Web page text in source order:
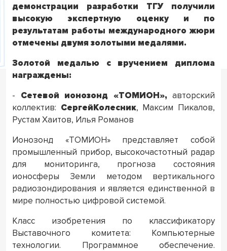
демонстрации разработки ТГУ получили
высокую экспертную оценку и по
результатам работы международного жюри
отмечены двумя золотыми медалями.
Золотой медалью с вручением диплома
награждены:
- Сетевой ионозонд «ТОМИОН»,авторский
коллектив: СергейКолесник, Максим Пикалов,
Рустам Хаитов, Илья Романов
Ионозонд «ТОМИОН» представляет собой
промышленный прибор, высокочастотный радар
для мониторинга, прогноза состояния
ионосферы Земли методом вертикального
радиозондирования и является единственной в
мире полностью цифровой системой.
Класс изобретения по классификатору
Выставочного комитета: Компьютерные
технологии. Программное обеспечение.